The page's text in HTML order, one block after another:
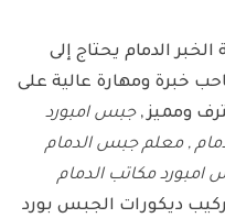
الدمام يحتاج إلى
خبرة ومهارة عالية على
ومميز , جبس امبورد
, معلم جبس الدمام
امبورد مكاتب الدمام
ديكورات الجبس بورد